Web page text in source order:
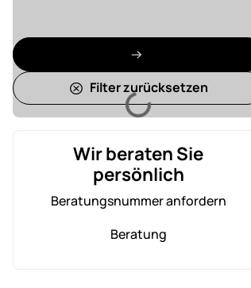
Lädt
Filter zurücksetzen
Wir beraten Sie
persönlich
Beratungsnummer anfordern
Beratung